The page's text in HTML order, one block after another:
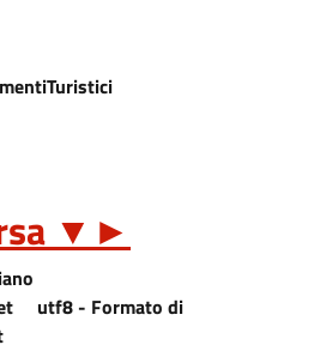
▼ ►
utf8 - Formato di